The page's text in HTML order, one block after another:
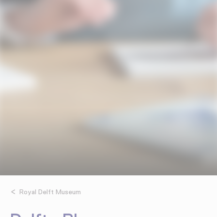
Royal Delft Museum